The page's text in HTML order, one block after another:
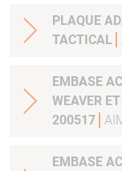
PLAQUE
TACTICAL
EMBASE
WEAVER
200517
EMBASE